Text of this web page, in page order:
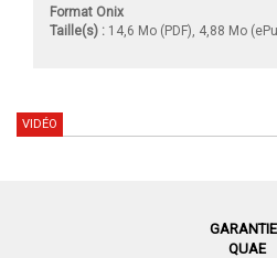
Format Onix
Taille(s) : 14,6 Mo (PDF), 4,88 Mo
VIDÉO
QUAE